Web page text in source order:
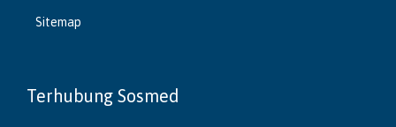
Sitemap
Terhubung Sosmed